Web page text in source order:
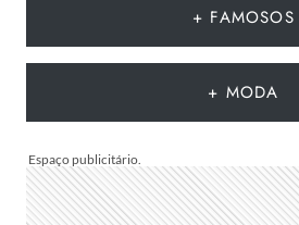
QUE
MUDA
+ FAMOSOS
+ MODA